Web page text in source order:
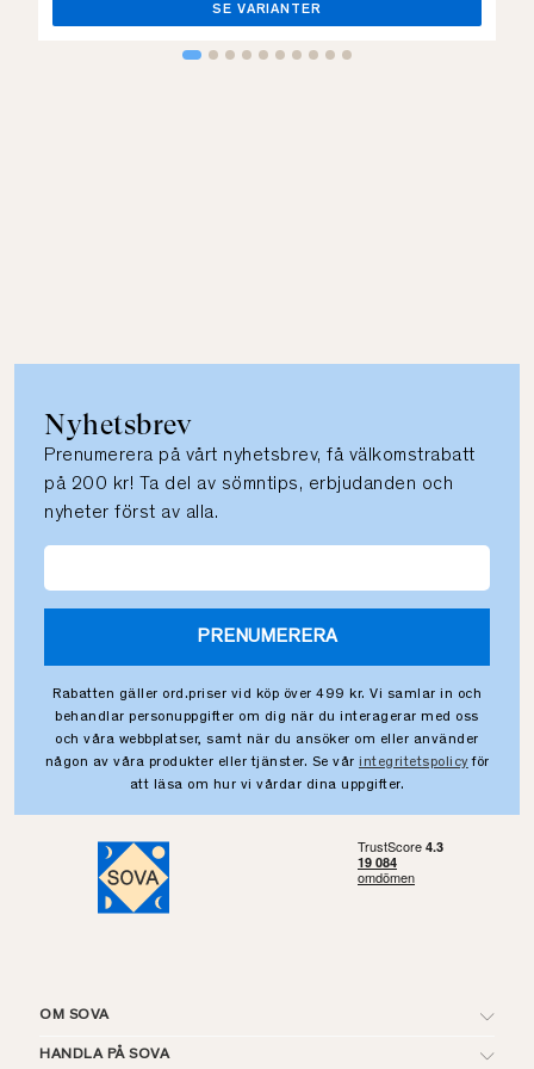
SE VARIANTER
Nyhetsbrev
Prenumerera på vårt nyhetsbrev, få välkomstrabatt
på 200 kr! Ta del av sömntips, erbjudanden och
nyheter först av alla.
PRENUMERERA
Rabatten gäller ord.priser vid köp över 499 kr. Vi samlar in och
behandlar personuppgifter om dig när du interagerar med oss
och våra webbplatser, samt när du ansöker om eller använder
någon av våra produkter eller tjänster. Se vår integritetspolicy för
att läsa om hur vi vårdar dina uppgifter.
OM SOVA
HANDLA PÅ SOVA